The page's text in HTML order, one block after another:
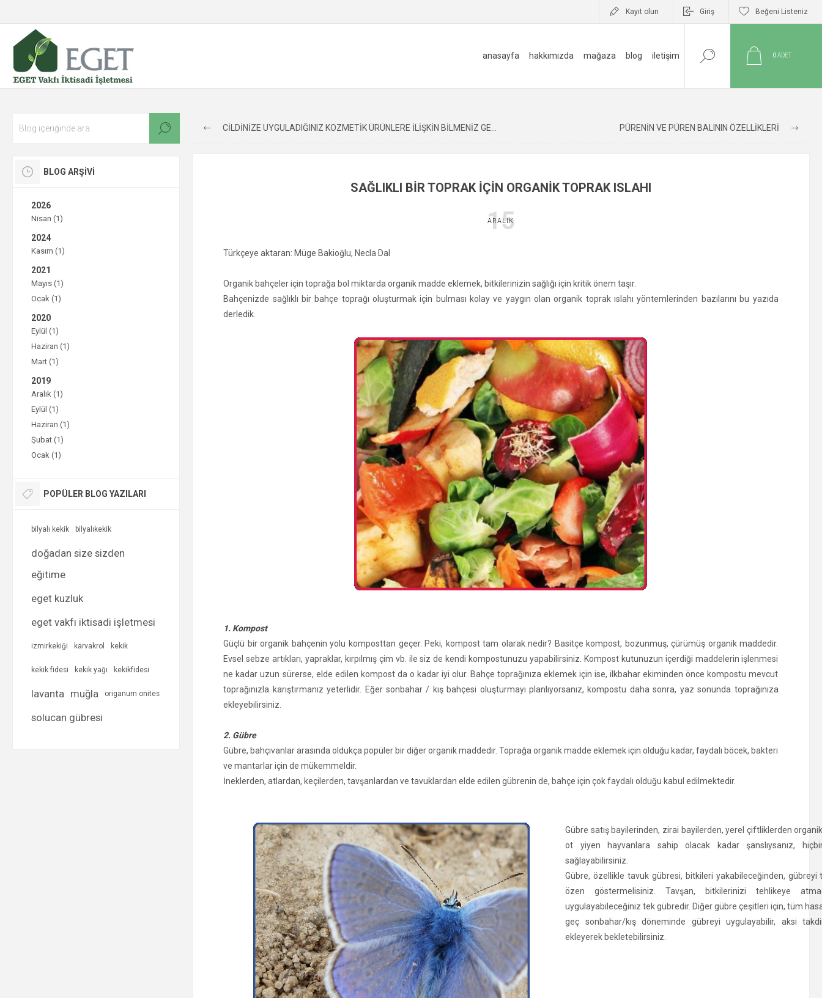
Kayıt olun Giriş Beğeni Listeniz
anasayfa hakkımızda mağaza blog i̇letişim 0ADET
CİLDİNİZE UYGULADIĞINIZ KOZMETİK ÜRÜNLERE İLİŞKİN BİLMENİZ GEREKENLER PÜRENİN VE PÜREN BALININ ÖZELLİKLERİ
SAĞLIKLI BİR TOPRAK İÇİN ORGANİK TOPRAK ISLAHI
15
ARALIK
Türkçeye aktaran: Müge Bakioğlu, Necla Dal
Organik bahçeler için toprağa bol miktarda organik madde eklemek, bitkilerinizin sağlığı için kritik önem taşır.
Bahçenizde sağlıklı bir bahçe toprağı oluşturmak için bulması kolay ve yaygın olan organik toprak ıslahı yöntemlerinden bazılarını bu yazıda
derledik.
1. Kompost
Güçlü bir organik bahçenin yolu komposttan geçer. Peki, kompost tam olarak nedir? Basitçe kompost, bozunmuş, çürümüş organik maddedir.
Evsel sebze artıkları, yapraklar, kırpılmış çim vb. ile siz de kendi kompostunuzu yapabilirsiniz. Kompost kutunuzun içerdiği maddelerin işlenmesi
ne kadar uzun sürerse, elde edilen kompost da o kadar iyi olur. Bahçe toprağınıza eklemek için ise, ilkbahar ekiminden önce kompostu mevcut
toprağınızla karıştırmanız yeterlidir. Eğer sonbahar / kış bahçesi oluşturmayı planlıyorsanız, kompostu daha sonra, yaz sonunda toprağınıza
ekleyebilirsiniz.
2. Gübre
Gübre, bahçıvanlar arasında oldukça popüler bir diğer organik maddedir. Toprağa organik madde eklemek için olduğu kadar, faydalı böcek, bakteri
ve mantarlar için de mükemmeldir.
İneklerden, atlardan, keçilerden, tavşanlardan ve tavuklardan elde edilen gübrenin de, bahçe için çok faydalı olduğu kabul edilmektedir.
Gübre satış bayilerinden, zirai bayilerden, yerel çiftliklerden
ot yiyen hayvanlara sahip olacak kadar şanslıysanız,
sağlayabilirsiniz.
Gübre, özellikle tavuk gübresi, bitkileri yakabileceğinden,
özen göstermelisiniz. Tavşan, bitkilerinizi tehlikeye
uygulayabileceğiniz tek gübredir. Diğer gübre çeşitleri için, tüm
geç sonbahar/kış döneminde gübreyi uygulayabilir, aksi
ekleyerek bekletebilirsiniz.
BLOG ARŞIVI
2026
Nisan (1)
2024
Kasım (1)
2021
Mayıs (1)
Ocak (1)
2020
Eylül (1)
Haziran (1)
Mart (1)
2019
Aralık (1)
Eylül (1)
Haziran (1)
Şubat (1)
Ocak (1)
POPÜLER BLOG YAZILARI
bilyalı kekik bilyalıkekik
doğadan size sizden
eğitime
eget kuzluk
eget vakfı iktisadi işletmesi
izmirkekiği karvakrol kekik
kekik fidesi kekik yağı kekikfidesi
lavanta muğla origanum onites
solucan gübresi